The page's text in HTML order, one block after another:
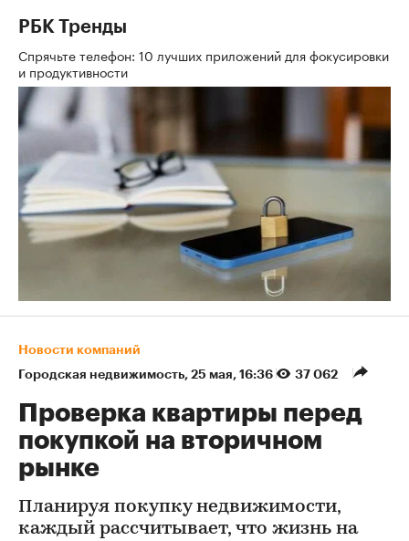
РБК Тренды
Спрячьте телефон: 10 лучших приложений для фокусировки
и продуктивности
Новости компаний
Городская недвижимость⁠, 25 мая, 16:36 37 062
Проверка квартиры перед
покупкой на вторичном
рынке
Планируя покупку недвижимости,
каждый рассчитывает, что жизнь на